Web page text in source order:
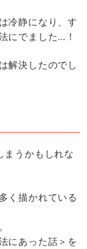
冷静になり、す
にでました…！
解決したのでし
まうかもしれな
く描かれている
にあった話＞を